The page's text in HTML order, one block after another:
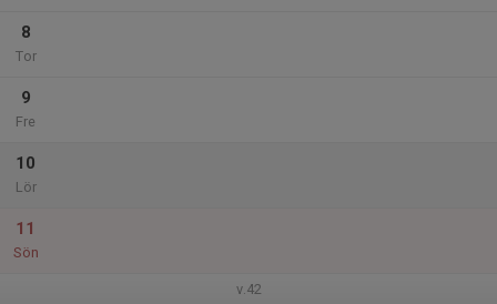
8
Tor
9
Fre
10
Lör
11
Sön
v.42